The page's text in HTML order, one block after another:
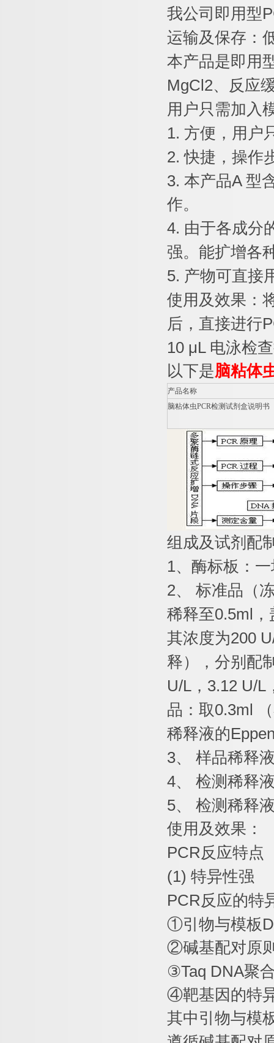
我公司即用型
运输及保存：
本产品是即用
MgCl2、反应
用户只需加入
1. 方便，用户
2.快捷，操作
3. 本产品A 型
作。
4. 由于各成分
强。能扩增各
5. 产物可直接
使用及效果：
后，直接进行
10 μL 电泳检
以下是脑粘体
产品名称
脑粘体虫PCR检测试剂盒说明书
组成及试剂配
1、酶标板：
2、
标准品（
稀释至0.5ml
其浓度为200
释），分别配
U/L ， 3.12 U/L
品：取0.3ml
稀释液的
3、 样品稀释
4、 检测稀释
5、
检测稀释
使用及效果：
PCR反应特点
(1) 特异性强
PCR反应的特
①引物与模板
②碱基配对原
③Taq DNA聚
④靶基因的特
其中引物与模